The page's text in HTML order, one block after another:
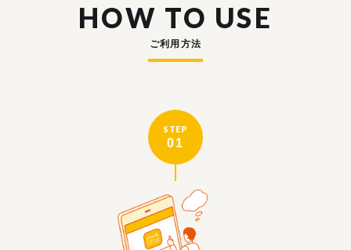
HOW TO USE
ご利用方法
STEP
01